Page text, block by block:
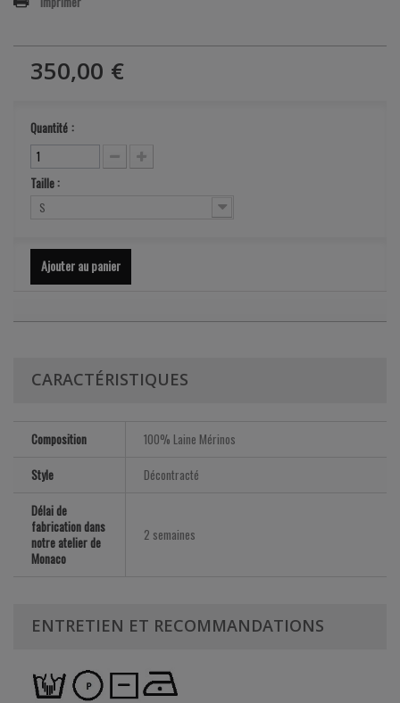
350,00 €
Quantité :
Taille :
S
Ajouter au panier
CARACTÉRISTIQUES
Composition
100% Laine Mérinos
Style
Décontracté
Délai de
fabrication dans
notre atelier de
Monaco
2 semaines
ENTRETIEN ET RECOMMANDATIONS